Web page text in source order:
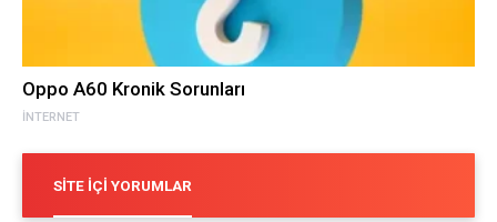
İNTERNET
Oppo A60 Kronik Sorunları
SITE İÇI YORUMLAR